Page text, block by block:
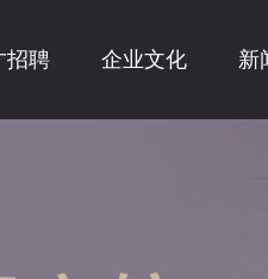
招聘 企业文化 新